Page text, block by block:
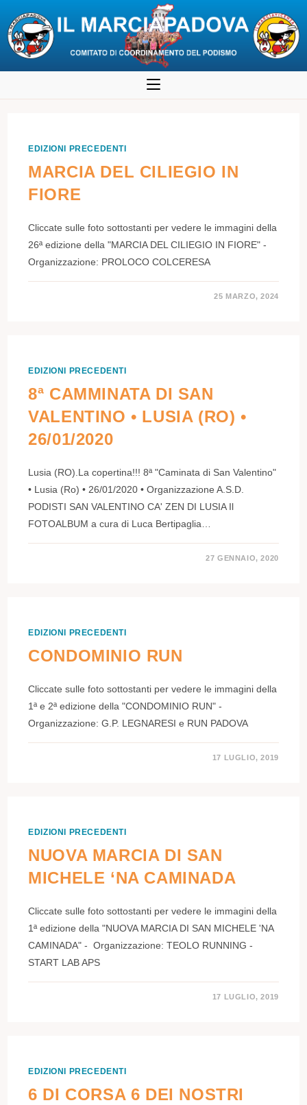
al
EDIZIONI PRECEDENTI
MARCIA DEL CILIEGIO IN
FIORE
Cliccate sulle foto sottostanti per vedere le immagini della
26ª edizione della "MARCIA DEL CILIEGIO IN FIORE" -
Organizzazione: PROLOCO COLCERESA
25 MARZO, 2024
EDIZIONI PRECEDENTI
8ª CAMMINATA DI SAN
VALENTINO • LUSIA (RO) •
26/01/2020
Lusia (RO).La copertina!!! 8ª "Caminata di San Valentino"
• Lusia (Ro) • 26/01/2020 • Organizzazione A.S.D.
PODISTI SAN VALENTINO CA' ZEN DI LUSIA Il
FOTOALBUM a cura di Luca Bertipaglia…
27 GENNAIO, 2020
EDIZIONI PRECEDENTI
CONDOMINIO RUN
Cliccate sulle foto sottostanti per vedere le immagini della
1ª e 2ª edizione della "CONDOMINIO RUN" -
Organizzazione: G.P. LEGNARESI e RUN PADOVA
17 LUGLIO, 2019
EDIZIONI PRECEDENTI
NUOVA MARCIA DI SAN
MICHELE ‘NA CAMINADA
Cliccate sulle foto sottostanti per vedere le immagini della
1ª edizione della "NUOVA MARCIA DI SAN MICHELE 'NA
CAMINADA" - Organizzazione: TEOLO RUNNING -
START LAB APS
17 LUGLIO, 2019
EDIZIONI PRECEDENTI
6 DI CORSA 6 DEI NOSTRI